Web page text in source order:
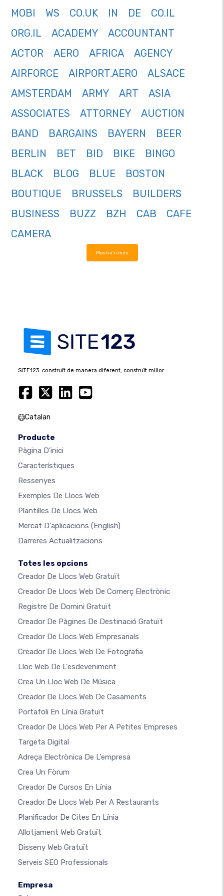
MOBI
WS CO.UK IN DE
CO.IL
ORG.IL
ACADEMY
ACCOUNTANT
ACTOR
AERO AFRICA
AGENCY
AIRFORCE
AIRPORT.AERO
ALSACE
AMSTERDAM
ARMY ART
ASIA
ASSOCIATES
ATTORNEY
AUCTION
BAND
BARGAINS BAYERN
BEER
BERLIN
BET BID BIKE
BINGO
BLACK
BLOG BLUE
BOSTON
BOUTIQUE
BRUSSELS
BUILDERS
BUSINESS
BUZZ BZH CAB
CAFE
CAMERA
Mostra'n més
SITE123: construït de manera diferent, construït millor.
Catalan
Producte
Pàgina D'inici
Característiques
Ressenyes
Exemples De Llocs Web
Plantilles De Llocs Web
Mercat D'aplicacions (English)
Darreres Actualitzacions
Totes les opcions
Creador De Llocs Web Gratuït
Creador De Llocs Web De Comerç Electrònic
Registre De Domini Gratuït
Creador De Pàgines De Destinació Gratuït
Creador De Llocs Web Empresarials
Creador De Llocs Web De Fotografia
Lloc Web De L'esdeveniment
Crea Un Lloc Web De Música
Creador De Llocs Web De Casaments
Portafoli En Línia Gratuït
Creador De Llocs Web Per A Petites Empreses
Targeta Digital
Adreça Electrònica De L'empresa
Crea Un Fòrum
Creador De Cursos En Línia
Creador De Llocs Web Per A Restaurants
Planificador De Cites En Línia
Allotjament Web Gratuït
Disseny Web Gratuït
Serveis SEO Professionals
Empresa